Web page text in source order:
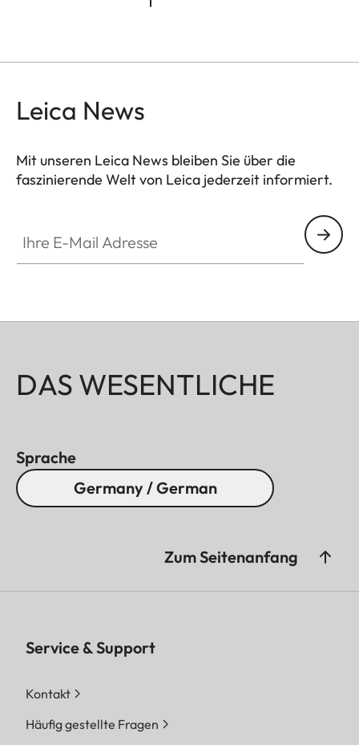
Leica News
Mit unseren Leica News bleiben Sie über die
faszinierende Welt von Leica jederzeit informiert.
DAS WESENTLICHE
Sprache
Germany / German
Zum Seitenanfang
Service & Support
Kontakt
Häufig gestellte Fragen